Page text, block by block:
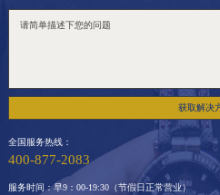
获取解决
全国服务热线：
400-877-2083
服务时间：早9：00-19:30（节假日正常营业）